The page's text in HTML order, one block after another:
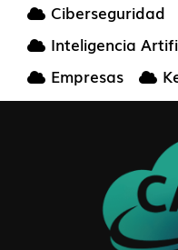
Ciberseguridad
Inteligencia
Empresas